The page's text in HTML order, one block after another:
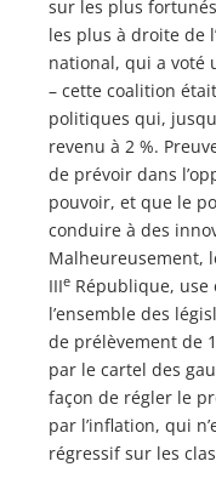
sur les plus
les plus à droite de
national, qui a voté
– cette coalition
politiques qui,
revenu à 2 %.
de prévoir dans
pouvoir, et que le
conduire à des
Malheureusement,
IIIe République,
l’ensemble des
de prélèvement de
par le cartel des
façon de régler le
par l’inflation, qui
régressif sur les